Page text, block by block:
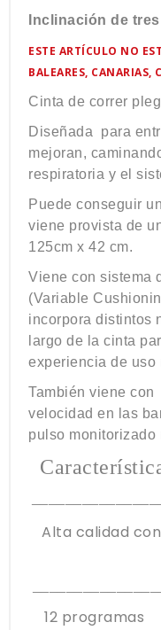
Inclinación de
ESTE ARTÍCULO NO
BALEARES, CANARIAS,
Cinta de correr
Diseñada para
mejoran,
respiratoria y el
Puede conseguir
viene provista de
125cm x 42 cm.
Viene con sistema
(Variable
incorpora distintos
largo de la cinta
experiencia de uso
También viene
velocidad en las
pulso monitorizado
Alta calidad
12 programas